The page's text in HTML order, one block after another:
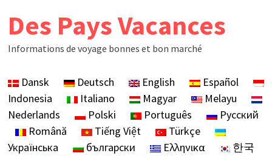
Des Pays Vacances
Informations de voyage bonnes et bon marché
Dansk Deutsch English
Español
Indonesia
Italiano Magyar
Melayu
Nederlands
Polski Português
Русский
Română
Tiếng Việt
Türkçe
Українська
български Ελληνικα
한국